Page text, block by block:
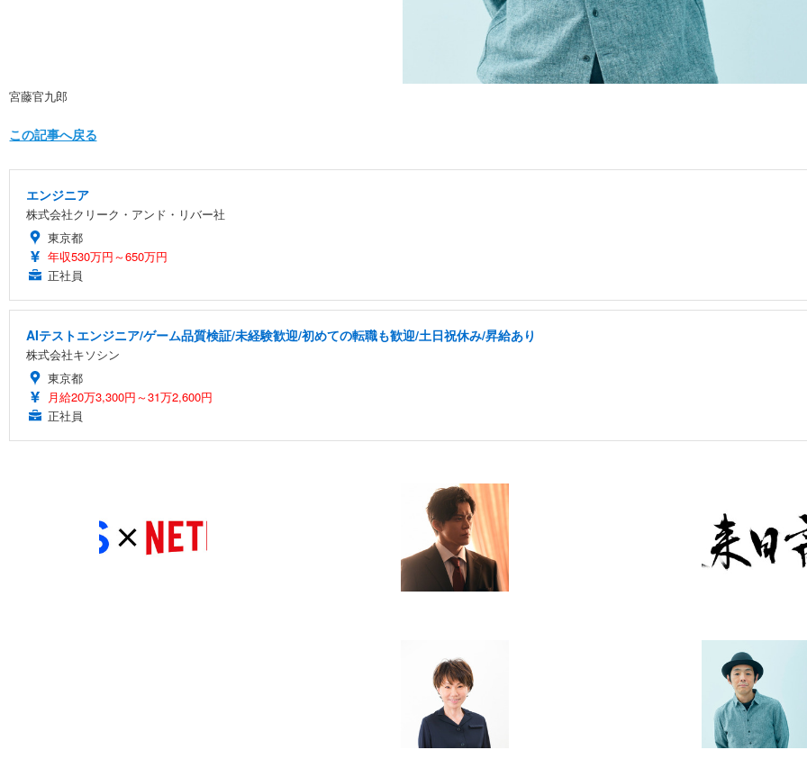
宮藤官九郎
この記事へ戻る
エンジニア
株式会社クリーク・アンド・リバー社
東京都
年収530万円～650万円
正社員
AIテストエンジニア/ゲーム品質検証/未経験歓迎/初めての転職も歓迎/土日祝休み/昇給あり
株式会社キソシン
東京都
月給20万3,300円～31万2,600円
正社員